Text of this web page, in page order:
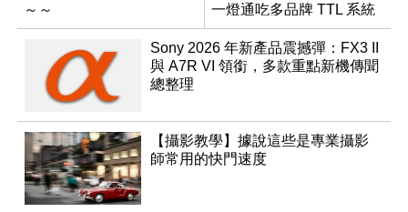
～～
一燈通吃多品牌 TTL 系統
Sony 2026 年新產品震撼彈：FX3 II
與 A7R VI 領銜，多款重點新機傳聞
總整理
【攝影教學】據說這些是專業攝影
師常用的快門速度